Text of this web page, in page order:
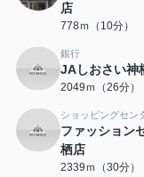
店
778ｍ（10分）
銀行
JAしおさい神
2049ｍ（26分）
ショッピングセン
ファッション
栖店
2339ｍ（30分）